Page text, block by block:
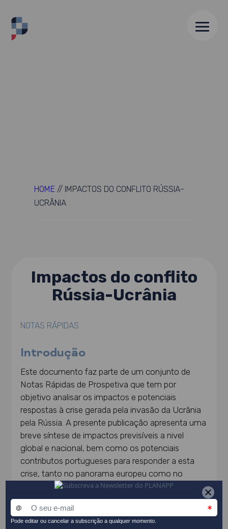
HOME // IMPACTOS DO CONFLITO RÚSSIA-
UCRÂNIA
Impactos do conflito
Rússia-Ucrânia
NOTAS RÁPIDAS
Introdução
Este documento faz parte de um conjunto de
Notas Rápidas de Prospetiva que tem por
objetivo analisar os impactos e potenciais
respostas à crise gerada pela invasão da Ucrânia
pela Rússia. A presente publicação apresenta uma
breve síntese de impactos previsíveis a nivel
global e nacional, bem como os potenciais
contributos portugueses para responder a esta
crise, tanto no panorama europeu como no
CONSULTE O DOCUMENTO